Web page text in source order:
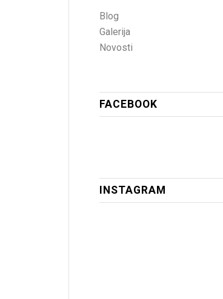
Blog
Galerija
Novosti
FACEBOOK
INSTAGRAM